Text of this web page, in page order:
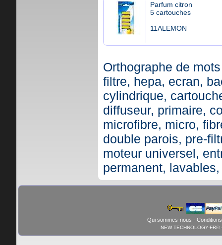
Parfum citron
5 cartouches
11ALEMON
Orthographe de
filtre, hepa, ecran,
cylindrique,
diffuseur, primaire,
microfibre, micro,
double parois, pre-
moteur universel,
permanent,
Qui sommes-nous -
NEW TECHNOLOGY-